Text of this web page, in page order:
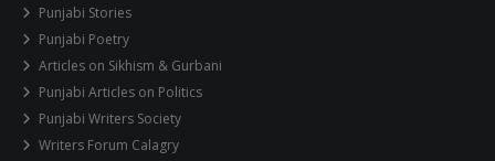
Punjabi Stories
Punjabi Poetry
Articles on Sikhism & Gurbani
Punjabi Articles on Politics
Punjabi Writers Society
Writers Forum Calagry